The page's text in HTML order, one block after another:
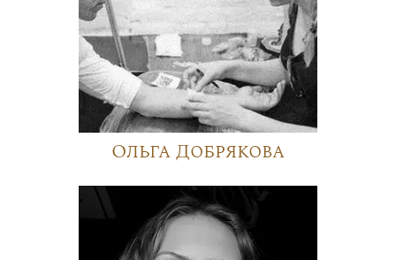
Ольга Добрякова